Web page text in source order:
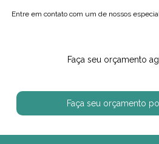
Entre em contato com um de nossos
Faça seu orçamento
Faça seu orçamento